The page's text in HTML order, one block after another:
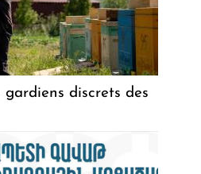
gardiens discrets des